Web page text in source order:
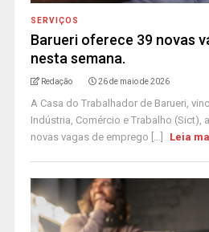
SERVIÇOS
Barueri oferece 39 novas
nesta semana.
Redação 26 de maio de 2026
A Casa do Trabalhador de Barueri,
Indústria, Comércio e Trabalho (Sict),
novas vagas de emprego [...]
Leia